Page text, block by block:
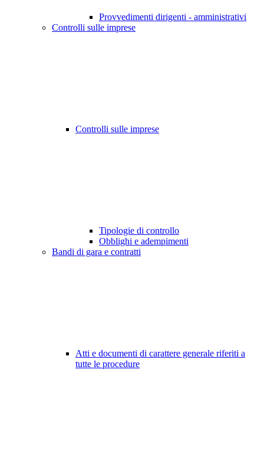
Provvedimenti dirigenti - amministrativi
Controlli sulle imprese
Controlli sulle imprese
Tipologie di controllo
Obblighi e adempimenti
Bandi di gara e contratti
Atti e documenti di carattere generale riferiti a
tutte le procedure